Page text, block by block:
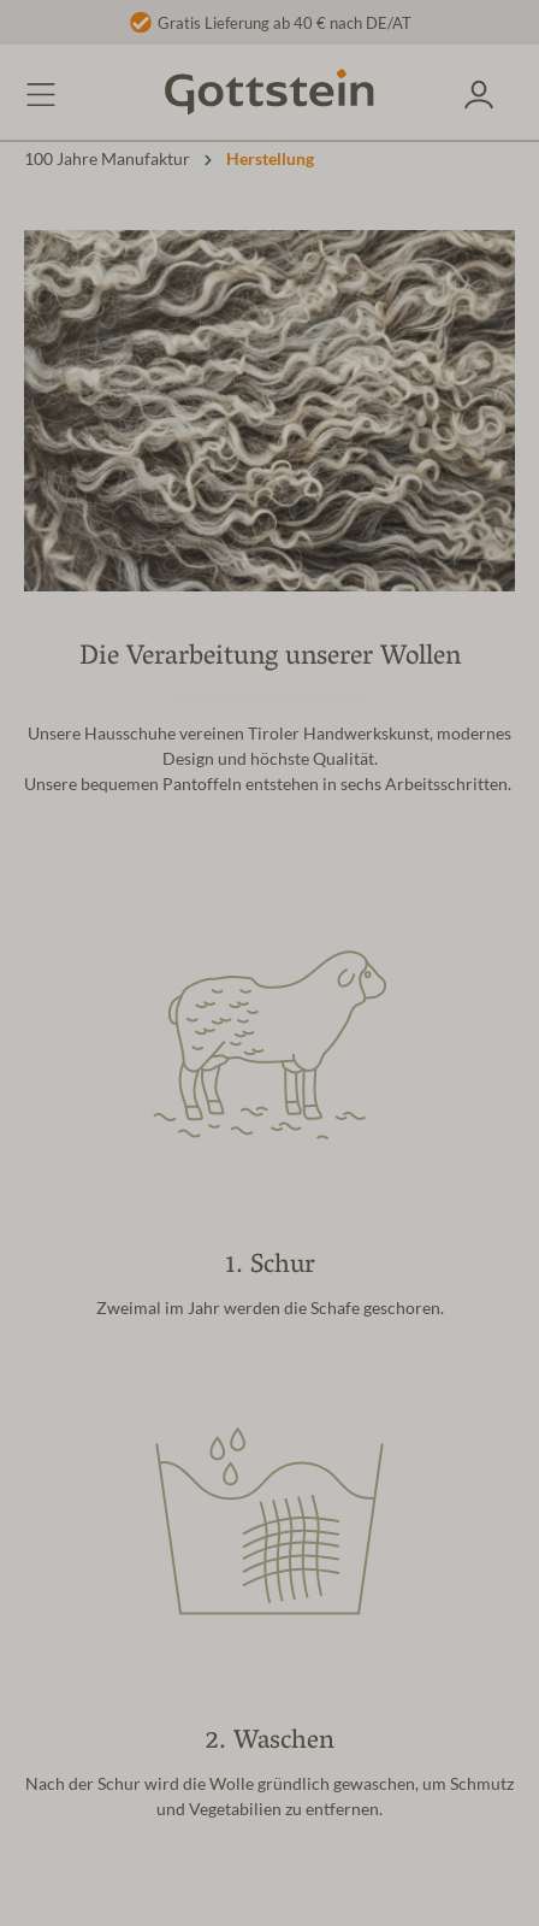
Gratis Lieferung ab 40 € nach DE/AT
100 Jahre Manufaktur Herstellung
Die Verarbeitung unserer Wollen
Unsere Hausschuhe vereinen Tiroler Handwerkskunst, modernes
Design und höchste Qualität.
Unsere bequemen Pantoffeln entstehen in sechs Arbeitsschritten.
1. Schur
Zweimal im Jahr werden die Schafe geschoren.
2. Waschen
Nach der Schur wird die Wolle gründlich gewaschen, um Schmutz
und Vegetabilien zu entfernen.